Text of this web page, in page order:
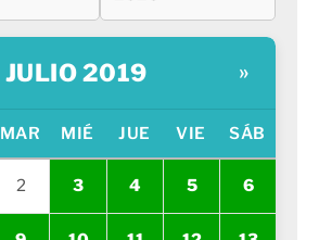
JULIO 2019 »
MAR MIÉ JUE VIE SÁB
2 3 4 5 6